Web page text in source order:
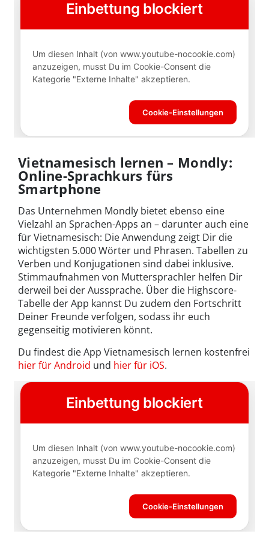
Vietnamesisch lernen – Mondly:
Online-Sprachkurs fürs
Smartphone
Das Unternehmen Mondly bietet ebenso eine
Vielzahl an Sprachen-Apps an – darunter auch eine
für Vietnamesisch: Die Anwendung zeigt Dir die
wichtigsten 5.000 Wörter und Phrasen. Tabellen zu
Verben und Konjugationen sind dabei inklusive.
Stimmaufnahmen von Muttersprachler helfen Dir
derweil bei der Aussprache. Über die Highscore-
Tabelle der App kannst Du zudem den Fortschritt
Deiner Freunde verfolgen, sodass ihr euch
gegenseitig motivieren könnt.
Du findest die App Vietnamesisch lernen kostenfrei
hier für Android und hier für iOS.